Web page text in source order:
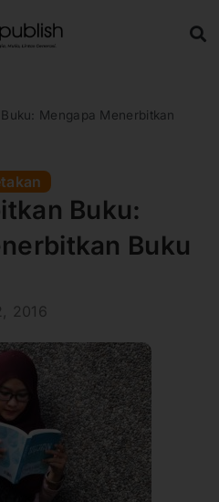
Mengapa Menerbitkan
Buku:
Buku
2016